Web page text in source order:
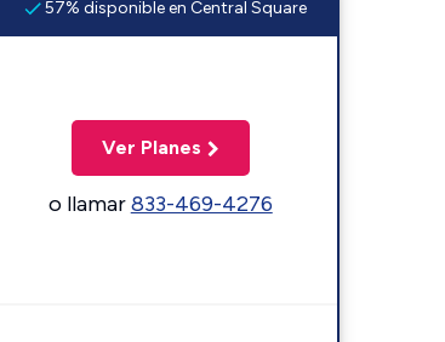
57% disponible en Central Square
Ver Planes
o llamar833-469-4276